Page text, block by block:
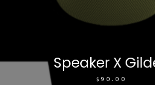
Speaker X
$ 90.00